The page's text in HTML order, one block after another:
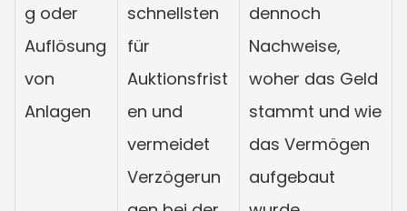
g oder
Auflösung
von
Anlagen
schnellsten
für
Auktionsfrist
en und
vermeidet
Verzögerun
dennoch
Nachweise,
woher das Geld
stammt und wie
das Vermögen
aufgebaut